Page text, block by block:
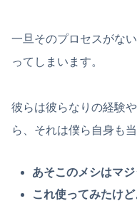
一旦そのプロセスがな
ってしまいます。
彼らは彼らなりの経験
ら、それは僕ら自身も
あそこのメシはマ
これ使ってみたけ